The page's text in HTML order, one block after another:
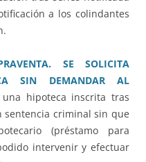
a los colindantes
SE SOLICITA
SIN DEMANDAR AL
hipoteca inscrita tras
sentencia criminal sin que
(préstamo para
intervenir y efectuar